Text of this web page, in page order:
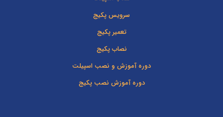
سرویس پکیج
تعمیر پکیج
نصاب پکیج
دوره آموزش و نصب اسپیلت
دوره آموزش نصب پکیج